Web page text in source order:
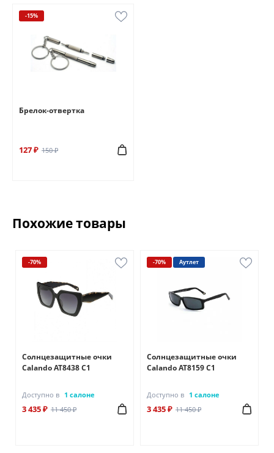
-15%
Брелок-отвертка
127 ₽ 150 ₽
Похожие товары
-70%
Солнцезащитные очки
Calando AT8438 C1
Доступно в 1 салоне
3 435 ₽ 11 450 ₽
-70% Аутлет
Солнцезащитные очки
Calando AT8159 C1
Доступно в 1 салоне
3 435 ₽ 11 450 ₽